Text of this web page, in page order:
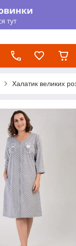
Халатик великих